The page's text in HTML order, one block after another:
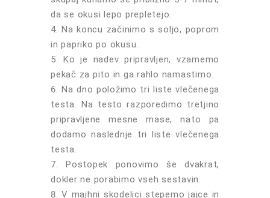
da se okusi lepo prepletejo.
Na koncu začinimo s soljo, poprom
in papriko po okusu.
Ko je nadev pripravljen, vzamemo
pekač za pito in ga rahlo namastimo.
Na dno položimo tri liste vlečenega
testa. Na testo razporedimo tretjino
pripravljene mesne mase, nato pa
dodamo naslednje tri liste vlečenega
testa.
Postopek ponovimo še dvakrat,
dokler ne porabimo vseh sestavin.
V majhni skodelici stepemo jajce in